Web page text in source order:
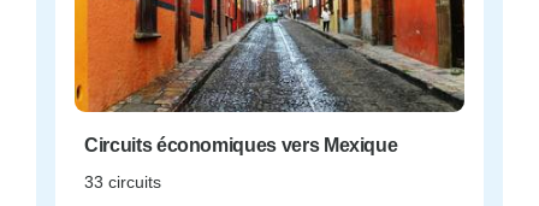
Circuits économiques vers Mexique
33 circuits